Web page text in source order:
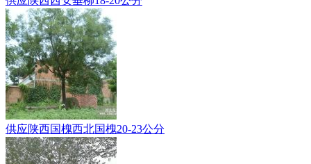
供应陕西国槐西北国槐20-23公分